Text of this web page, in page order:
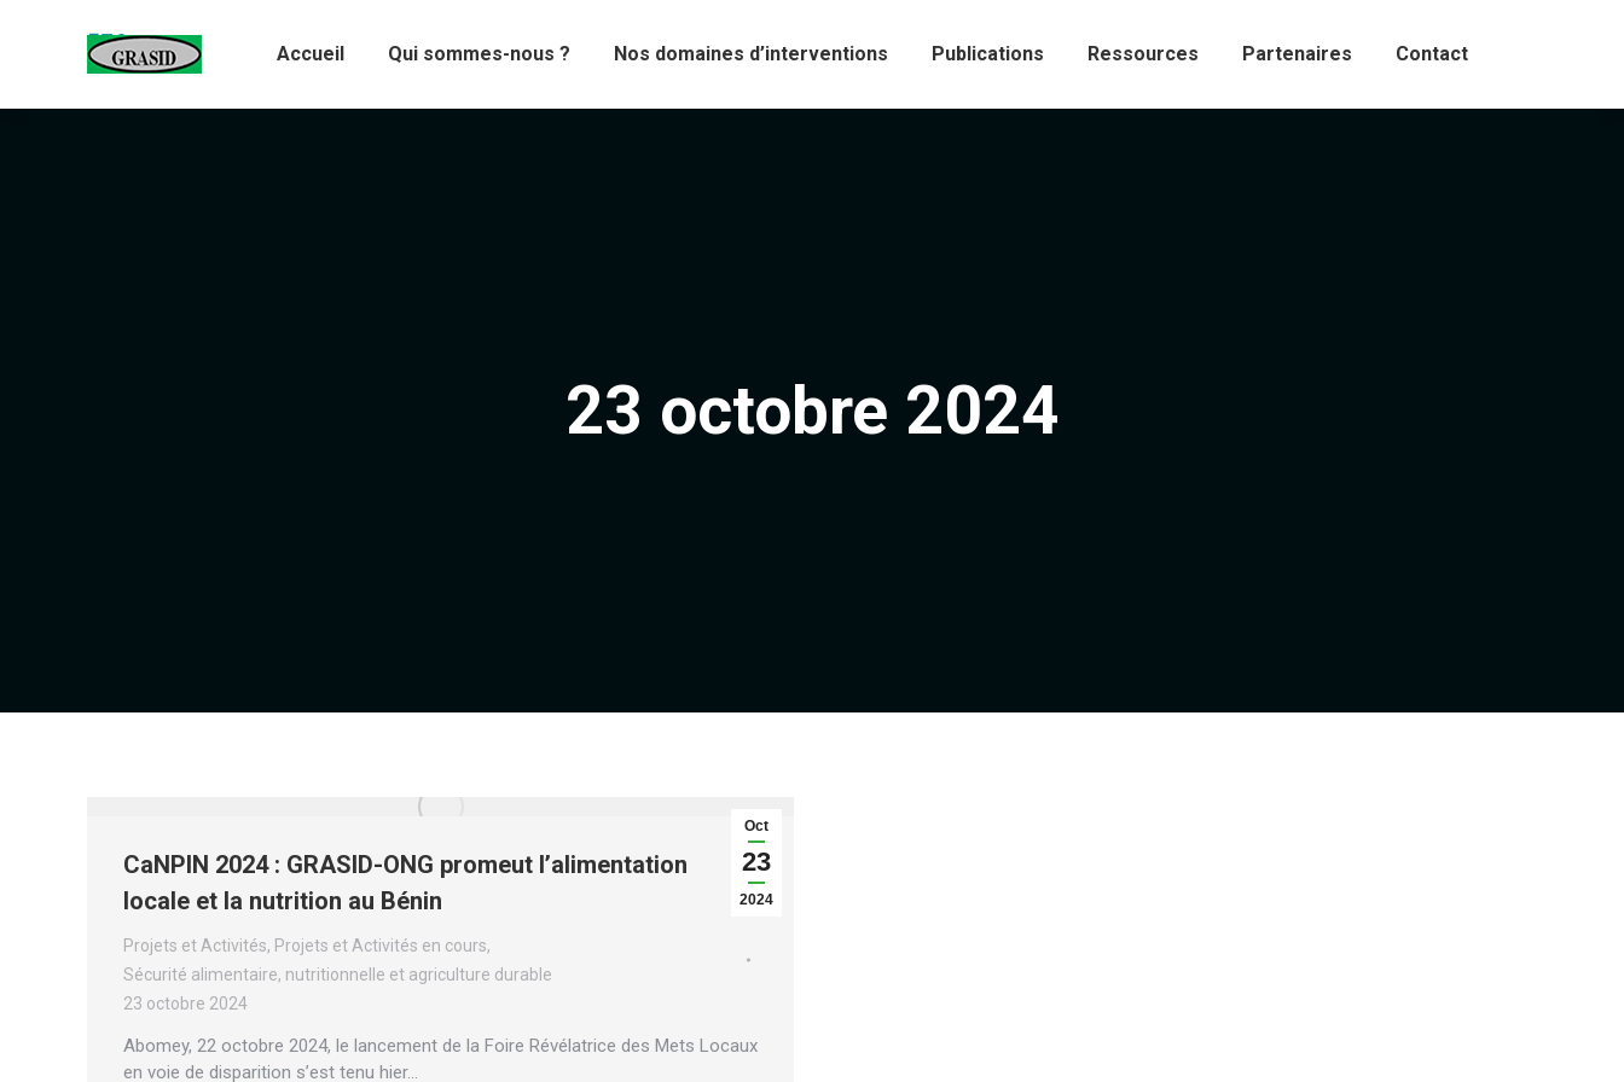
Accueil Qui sommes-nous ? Nos domaines d’interventions Publications Ressources Partenaires Contact
23 octobre 2024
Oct
23
2024
CaNPIN 2024 : GRASID-ONG promeut l’alimentation
locale et la nutrition au Bénin
Projets et Activités, Projets et Activités en cours,
Sécurité alimentaire, nutritionnelle et agriculture durable
23 octobre 2024
Abomey, 22 octobre 2024, le lancement de la Foire Révélatrice des Mets Locaux
en voie de disparition s’est tenu hier…